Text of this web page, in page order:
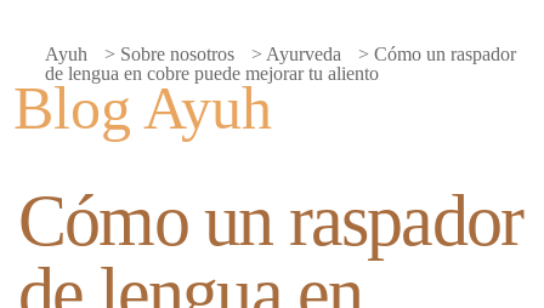
Ayuh > Sobre nosotros > Ayurveda >Cómo un raspador
de lengua en cobre puede mejorar tu aliento
Cómo un raspador